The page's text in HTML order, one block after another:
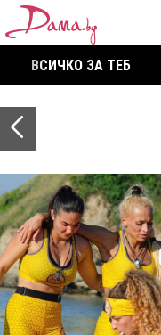
ВСИЧКО ЗА ТЕБ